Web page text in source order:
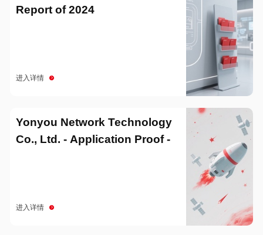
Report of 2024
进入详情
Yonyou Network Technology
Co., Ltd. - Application Proof -
进入详情